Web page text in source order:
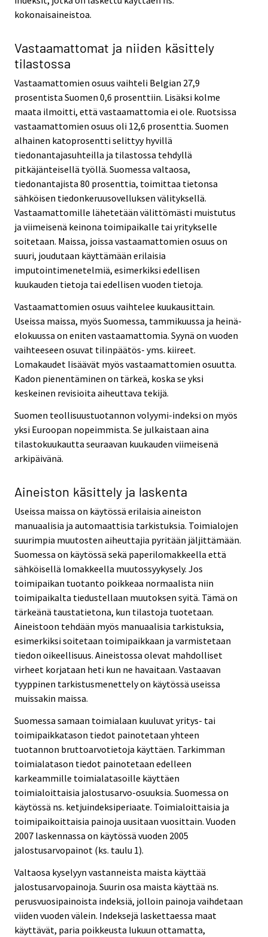
kokonaisaineistoa.
Vastaamattomat ja niiden käsittely
tilastossa
Vastaamattomien osuus vaihteli Belgian 27,9
prosentista Suomen 0,6 prosenttiin. Lisäksi kolme
maata ilmoitti, että vastaamattomia ei ole. Ruotsissa
vastaamattomien osuus oli 12,6 prosenttia. Suomen
alhainen katoprosentti selittyy hyvillä
tiedonantajasuhteilla ja tilastossa tehdyllä
pitkäjänteisellä työllä. Suomessa valtaosa,
tiedonantajista 80 prosenttia, toimittaa tietonsa
sähköisen tiedonkeruusovelluksen välityksellä.
Vastaamattomille lähetetään välittömästi muistutus
ja viimeisenä keinona toimipaikalle tai yritykselle
soitetaan. Maissa, joissa vastaamattomien osuus on
suuri, joudutaan käyttämään erilaisia
imputointimenetelmiä, esimerkiksi edellisen
kuukauden tietoja tai edellisen vuoden tietoja.
Vastaamattomien osuus vaihtelee kuukausittain.
Useissa maissa, myös Suomessa, tammikuussa ja heinä-
elokuussa on eniten vastaamattomia. Syynä on vuoden
vaihteeseen osuvat tilinpäätös- yms. kiireet.
Lomakaudet lisäävät myös vastaamattomien osuutta.
Kadon pienentäminen on tärkeä, koska se yksi
keskeinen revisioita aiheuttava tekijä.
Suomen teollisuustuotannon volyymi-indeksi on myös
yksi Euroopan nopeimmista. Se julkaistaan aina
tilastokuukautta seuraavan kuukauden viimeisenä
arkipäivänä.
Aineiston käsittely ja laskenta
Useissa maissa on käytössä erilaisia aineiston
manuaalisia ja automaattisia tarkistuksia. Toimialojen
suurimpia muutosten aiheuttajia pyritään jäljittämään.
Suomessa on käytössä sekä paperilomakkeella että
sähköisellä lomakkeella muutossyykysely. Jos
toimipaikan tuotanto poikkeaa normaalista niin
toimipaikalta tiedustellaan muutoksen syitä. Tämä on
tärkeänä taustatietona, kun tilastoja tuotetaan.
Aineistoon tehdään myös manuaalisia tarkistuksia,
esimerkiksi soitetaan toimipaikkaan ja varmistetaan
tiedon oikeellisuus. Aineistossa olevat mahdolliset
virheet korjataan heti kun ne havaitaan. Vastaavan
tyyppinen tarkistusmenettely on käytössä useissa
muissakin maissa.
Suomessa samaan toimialaan kuuluvat yritys- tai
toimipaikkatason tiedot painotetaan yhteen
tuotannon bruttoarvotietoja käyttäen. Tarkimman
toimialatason tiedot painotetaan edelleen
karkeammille toimialatasoille käyttäen
toimialoittaisia jalostusarvo-osuuksia. Suomessa on
käytössä ns. ketjuindeksiperiaate. Toimialoittaisia ja
toimipaikoittaisia painoja uusitaan vuosittain. Vuoden
2007 laskennassa on käytössä vuoden 2005
jalostusarvopainot (ks. taulu 1).
Valtaosa kyselyyn vastanneista maista käyttää
jalostusarvopainoja. Suurin osa maista käyttää ns.
perusvuosipainoista indeksiä, jolloin painoja vaihdetaan
viiden vuoden välein. Indeksejä laskettaessa maat
käyttävät, paria poikkeusta lukuun ottamatta,